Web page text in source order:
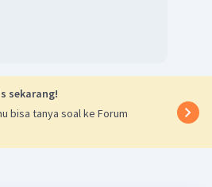
sekarang!
bisa tanya soal ke Forum